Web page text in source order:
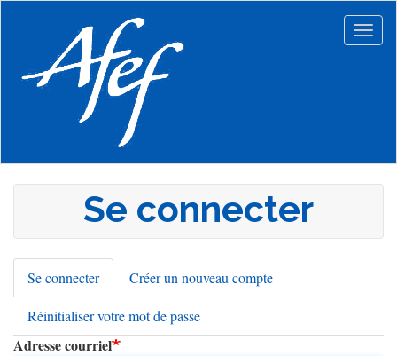
principal
Se connecter
Onglets
principaux
Se connecter(onglet
actif)
Créer un nouveau compte
Réinitialiser votre mot de passe
Adresse courriel